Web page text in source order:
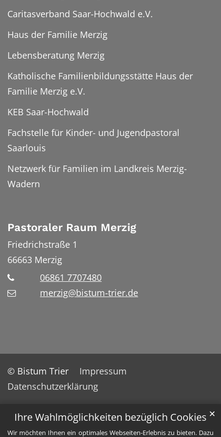
Ihre Wahlmöglichkeiten bezüglich Cookies
Wir möchten Ihnen ein optimales Webseiten-Erlebnis zu bieten. Dazu
✕
Caritasverband Saar-Hochwald e.V.
Haus der Familie Merzig
Lebensberatung Merzig
Katholische Familienbildungsstätte Haus der
Familie Merzig e.V.
KEB Saar-Hochwald
Fachstelle für Kinder- und Jugendpastoral
Saarlouis
Netzwerk für Familien im Landkreis Merzig-
Wadern
Pastoraler Raum Merzig
Friedrichstraße 1
66663 Merzig
06861 7707480
merzig@bistum-trier.de
© Bistum Trier
Impressum
Datenschutzerklärung